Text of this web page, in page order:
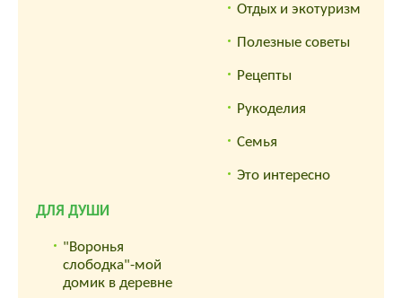
Отдых и экотуризм
Полезные советы
Рецепты
Рукоделия
Семья
Это интересно
ДЛЯ ДУШИ
"Воронья
слободка"-мой
домик в деревне